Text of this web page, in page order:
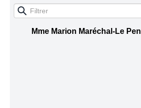
Mme Marion Maréchal-Le Pen